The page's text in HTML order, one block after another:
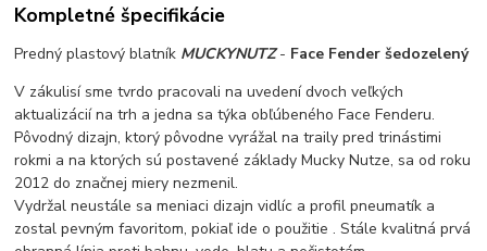
Kompletné špecifikácie
Predný plastový blatník MUCKYNUTZ- Face Fender šedozelený
V zákulisí sme tvrdo pracovali na uvedení dvoch veľkých
aktualizácií na trh a jedna sa týka obľúbeného Face Fenderu.
Pôvodný dizajn, ktorý pôvodne vyrážal na traily pred trinástimi
rokmi a na ktorých sú postavené základy Mucky Nutze, sa od roku
2012 do značnej miery nezmenil.
Vydržal neustále sa meniaci dizajn vidlíc a profil pneumatík a
zostal pevným favoritom, pokiaľ ide o použitie . Stále kvalitná prvá